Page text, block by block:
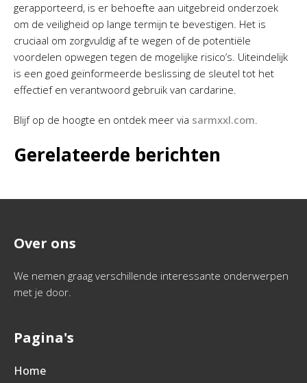
gerapporteerd, is er behoefte aan uitgebreid onderzoek
om de veiligheid op lange termijn te bevestigen. Het is
cruciaal om zorgvuldig af te wegen of de potentiële
voordelen opwegen tegen de mogelijke risico’s. Uiteindelijk
is een goed geïnformeerde beslissing de sleutel tot het
effectief en verantwoord gebruik van cardarine.
Blijf op de hoogte en ontdek meer via sarmxxl.com.
Gerelateerde berichten
Over ons
We nemen graag verschillende interessante onderwerpen
met je door.
Pagina's
Home